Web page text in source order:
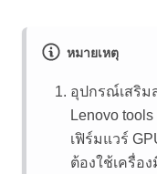
หมายเหตุ
อุปกรณ์เสริม
Lenovo
เฟิร์มแวร์
ต้องใช้เครื่อ